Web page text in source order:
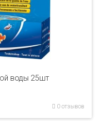
воды 25шт
0 отзывов